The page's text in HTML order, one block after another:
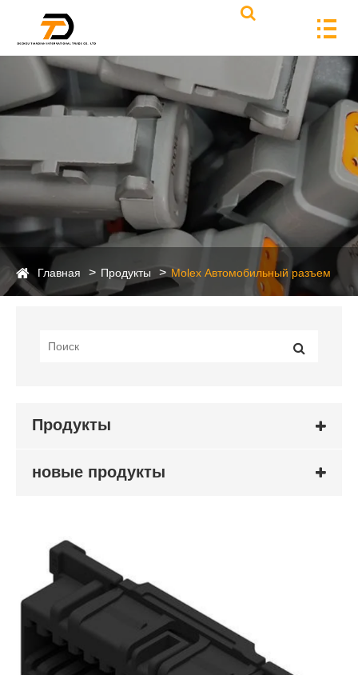
Главная Продукты Molex Автомобильный разъем
Продукты
новые продукты